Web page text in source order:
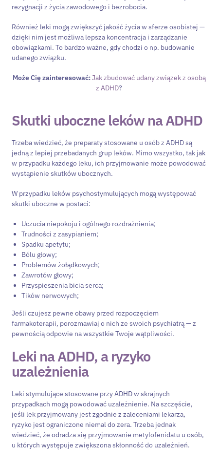
rezygnacji z życia zawodowego i bezrobocia.
Również leki mogą zwiększyć jakość życia w sferze osobistej —
dzięki nim jest możliwa lepsza koncentracja i zarządzanie
obowiązkami. To bardzo ważne, gdy chodzi o np. budowanie
udanego związku.
Może Cię zainteresować:Jak zbudować udanyzwiązek z osobą
z ADHD?
Skutki uboczne leków na ADHD
Trzeba wiedzieć, że preparaty stosowane u osób z ADHD są
jedną z lepiej przebadanych grup leków. Mimo wszystko, tak jak
w przypadku każdego leku, ich przyjmowanie może powodować
wystąpienie skutków ubocznych.
W przypadku leków psychostymulujących mogą występować
skutki uboczne w postaci:
Uczucia niepokoju i ogólnego rozdrażnienia;
Trudności z zasypianiem;
Spadku apetytu;
Bólu głowy;
Problemów żołądkowych;
Zawrotów głowy;
Przyspieszenia bicia serca;
Tików nerwowych;
Jeśli czujesz pewne obawy przed rozpoczęciem
farmakoterapii, porozmawiaj o nich ze swoich psychiatrą — z
pewnością odpowie na wszystkie Twoje wątpliwości.
Leki na ADHD, a ryzyko
uzależnienia
Leki stymulujące stosowane przy ADHD w skrajnych
przypadkach mogą powodować uzależnienie. Na szczęście,
jeśli lek przyjmowany jest zgodnie z zaleceniami lekarza,
ryzyko jest ograniczone niemal do zera. Trzeba jednak
wiedzieć, że odradza się przyjmowanie metylofenidatu u osób,
u których występuje zwiększona skłonność do uzależnień.